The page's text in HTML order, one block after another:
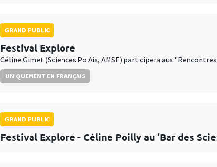
GRAND PUBLIC
Festival Explore
Céline Gimet (Sciences Po Aix, AMSE) participera aux
UNIQUEMENT EN FRANÇAIS
GRAND PUBLIC
Festival Explore - Céline Poilly au ‘Bar des